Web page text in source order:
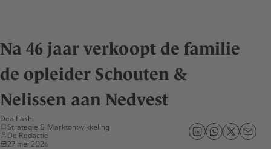
Na 46 jaar verkoopt de familie
de opleider Schouten &
Nelissen aan Nedvest
Dealflash
Strategie & Marktontwikkeling
De Redactie
27 mei 2026